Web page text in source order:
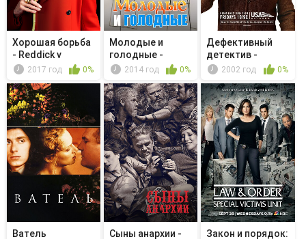
Хорошая борьба
- Reddick v
Boseman
2017 год 0%
Молодые и
голодные -
Young & Ferris W...
2014 год 0%
Дефективный
детектив -
Мистер Монк и ...
2002 год 0%
Ватель
Сыны анархии -
Закон и порядок: